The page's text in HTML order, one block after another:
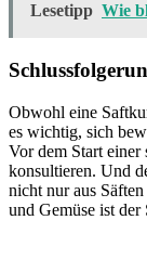
Lesetipp Wie
Obwohl eine
es wichtig, sich
Vor dem Start
konsultieren. Und
nicht nur aus
und Gemüse ist der